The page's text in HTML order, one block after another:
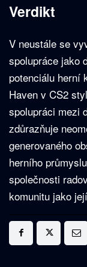
Verdikt
V neustále se
spolupráce jako
potenciálu herní
Haven v CS2
spolupráci mezi
zdůrazňuje
generovaného
herního
společnosti
komunitu jako